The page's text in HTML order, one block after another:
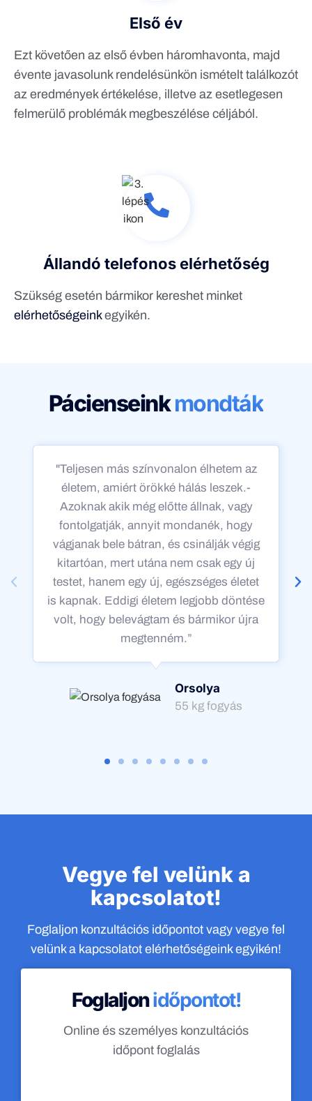
Első év
Ezt követően az első évben háromhavonta, majd
évente javasolunk rendelésünkön ismételt találkozót
az eredmények értékelése, illetve az esetlegesen
felmerülő problémák megbeszélése céljából.
Állandó telefonos elérhetőség
Szükség esetén bármikor kereshet minket
elérhetőségeinkegyikén.
Pácienseinkmondták
"Teljesen más színvonalon élhetem az
életem, amiért örökké hálás leszek.-
Azoknak akik még előtte állnak, vagy
fontolgatják, annyit mondanék, hogy
vágjanak bele bátran, és csinálják végig
kitartóan, mert utána nem csak egy új
testet, hanem egy új, egészséges életet
is kapnak. Eddigi életem legjobb döntése
volt, hogy belevágtam és bármikor újra
megtenném.”
Orsolya
55 kg fogyás
Vegye fel velünk a
kapcsolatot!
Foglaljon konzultációs időpontot vagy vegye fel
velünk a kapcsolatot elérhetőségeink egyikén!
Foglaljonidőpontot!
Online és személyes konzultációs
időpont foglalás